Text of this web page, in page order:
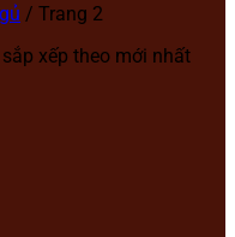
/ Trang 2
xếp theo mới nhất